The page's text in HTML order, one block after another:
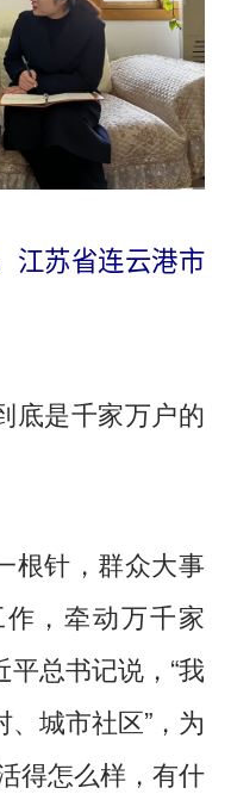
苏省连云港市
底是千家万户的
针，群众大事
，牵动万千家
总书记说，“我
城市社区”，为
得怎么样，有什